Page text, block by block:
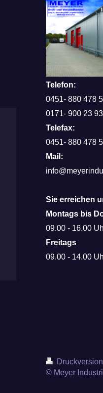
Telefon:
0451- 880 478
0171- 900 23 93
Telefax:
0451- 880 478
Mail:
Sie erreichen
Montags bis
09.00 - 16.00
Freitags
09.00 - 14.00
Druckversion
© Meyer